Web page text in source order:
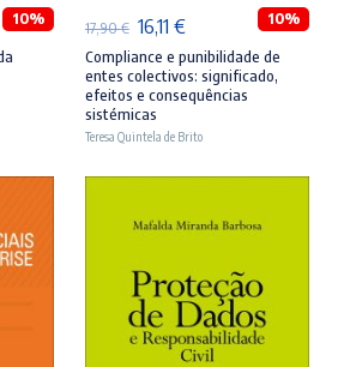
10% 17,90€ O
preço
original
era:
16,11 €O
preço
atual
10%
Compliance e punibilidade de
entes colectivos: significado,
efeitos e consequências
sistémicas
Teresa Quintela de Brito